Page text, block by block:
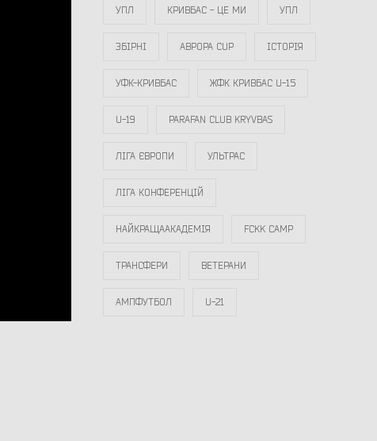
УПЛ КРИВБАС - ЦЕ МИ УПЛ
ЗБІРНІ АВРОРА CUP ІСТОРІЯ
УФК-КРИВБАС ЖФК КРИВБАС U-15
U-19 PARAFAN CLUB KRYVBAS
ЛІГА ЄВРОПИ УЛЬТРАС
ЛІГА КОНФЕРЕНЦІЙ
НАЙКРАЩААКАДЕМІЯ FCKK CAMP
ТРАНСФЕРИ ВЕТЕРАНИ
АМПФУТБОЛ U-21